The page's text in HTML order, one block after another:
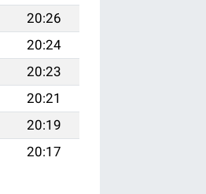
20:26
20:24
20:23
20:21
20:19
20:17